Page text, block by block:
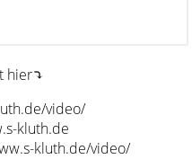
hier⤵︎
video/
kluth.de
kluth.de/video/